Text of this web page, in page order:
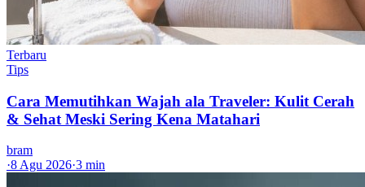
Terbaru
Tips
Cara Memutihkan Wajah ala Traveler: Kulit Cerah
& Sehat Meski Sering Kena Matahari
bram
·8 Agu 2026·3 min